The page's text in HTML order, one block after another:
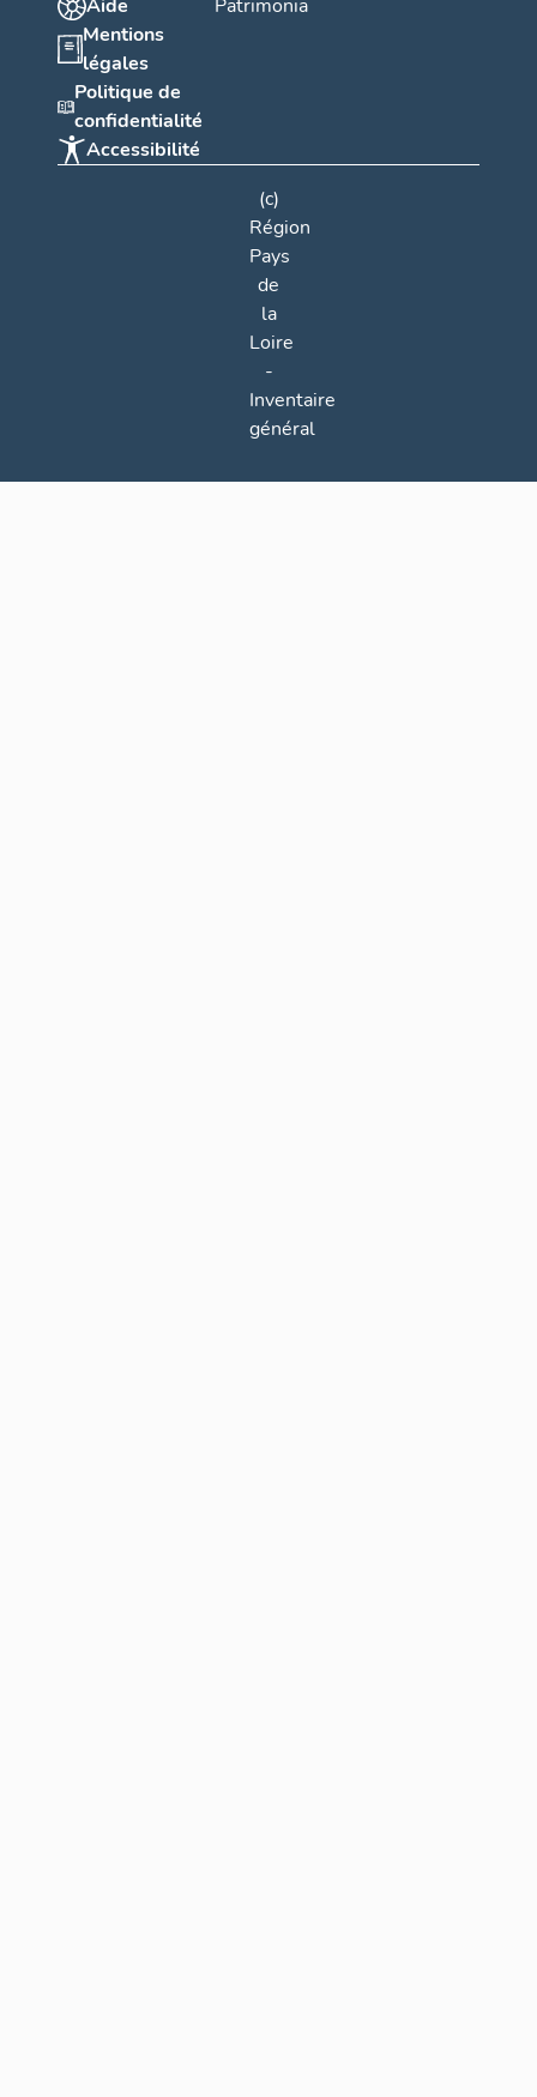
Aide
Mentions
légales
Politique de
confidentialité
Accessibilité
Patrimonia
(c)
Région
Pays
de
la
Loire
-
Inventaire
général